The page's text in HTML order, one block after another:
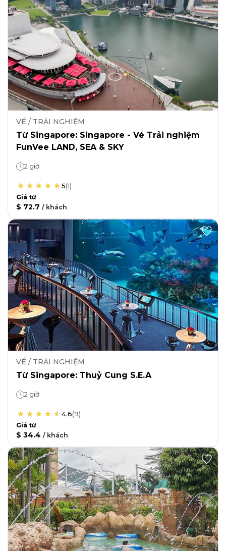
VÉ / TRẢI NGHIỆM
Từ Singapore: Singapore - Vé Trải nghiệm
FunVee LAND, SEA & SKY
2 giờ
5(1)
Giá từ
$ 72.7 / khách
VÉ / TRẢI NGHIỆM
Từ Singapore: Thuỷ Cung S.E.A
2 giờ
4.6(9)
Giá từ
$ 34.4 / khách